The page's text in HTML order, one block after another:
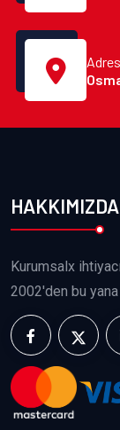
HAKKIMIZDA
Kurumsalx
2002'den bu